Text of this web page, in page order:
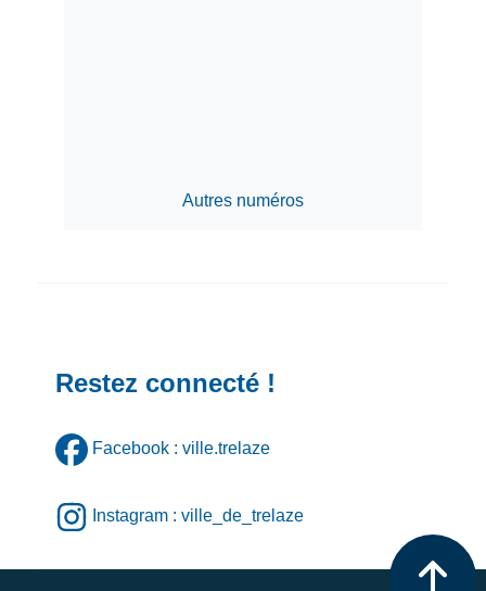
Autres numéros
Restez connecté !
Facebook : ville.trelaze
Instagram : ville_de_trelaze